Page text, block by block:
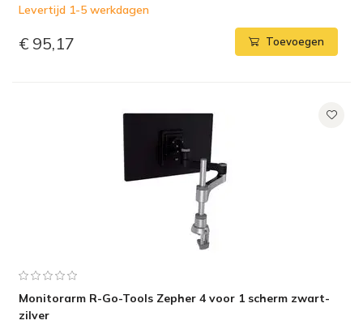
Levertijd 1-5 werkdagen
€ 95,17 Toevoegen
Monitorarm R-Go-Tools Zepher 4 voor 1 scherm zwart-
zilver